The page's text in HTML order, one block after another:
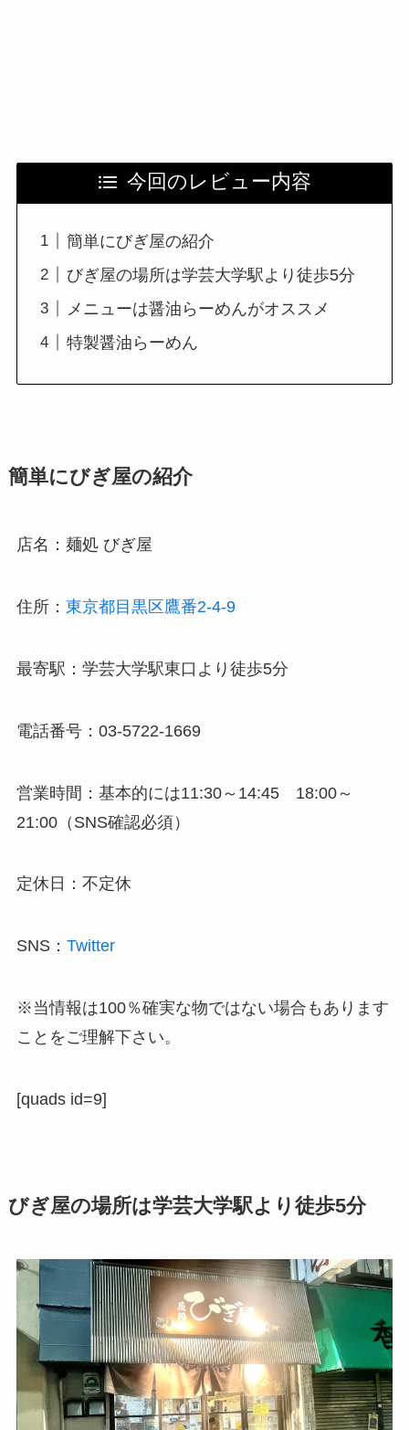
今回のレビュー内容
簡単にびぎ屋の紹介
びぎ屋の場所は学芸大学駅より徒歩5分
メニューは醤油らーめんがオススメ
特製醤油らーめん
簡単にびぎ屋の紹介
店名：麺処 びぎ屋
住所： 東京都目黒区鷹番2-4-9
最寄駅：学芸大学駅東口より徒歩5分
電話番号：03-5722-1669
営業時間：基本的には11:30～14:45 18:00～
21:00（SNS確認必須）
定休日：不定休
SNS： Twitter
※当情報は100％確実な物ではない場合もあります
ことをご理解下さい。
[quads id=9]
びぎ屋の場所は学芸大学駅より徒歩5分